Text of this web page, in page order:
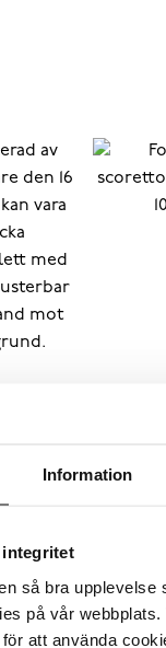
Information
integritet
så bra upplevelse
på vår webbplats.
att använda